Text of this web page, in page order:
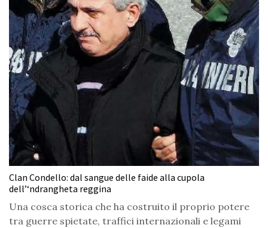
Clan Condello: dal sangue delle faide alla cupola
dell’‘ndrangheta reggina
Una cosca storica che ha costruito il proprio potere
tra guerre spietate, traffici internazionali e legami